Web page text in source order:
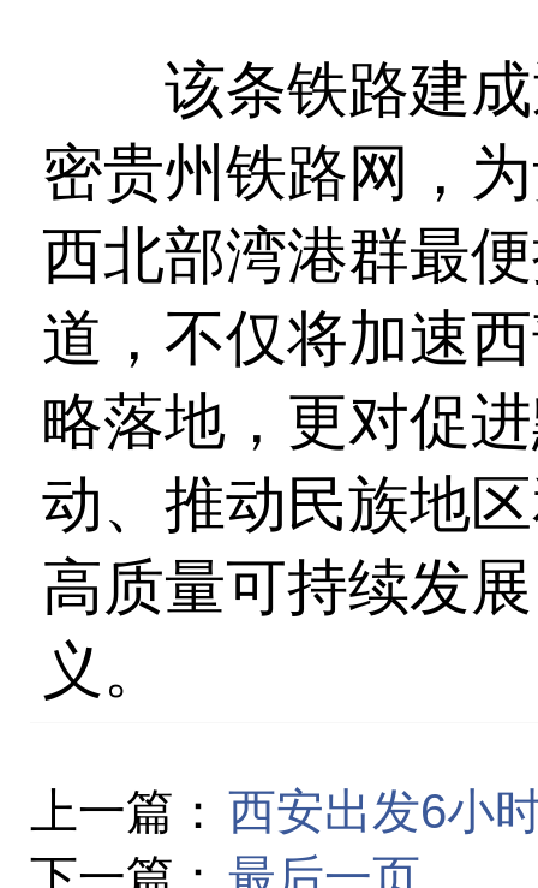
该条铁路建成
密贵州铁路网，
西北部湾港群最
道，不仅将加速
略落地，更对促
动、推动民族地
高质量可持续发
义。
上一篇： 西安出发6小
下一篇： 最后一页